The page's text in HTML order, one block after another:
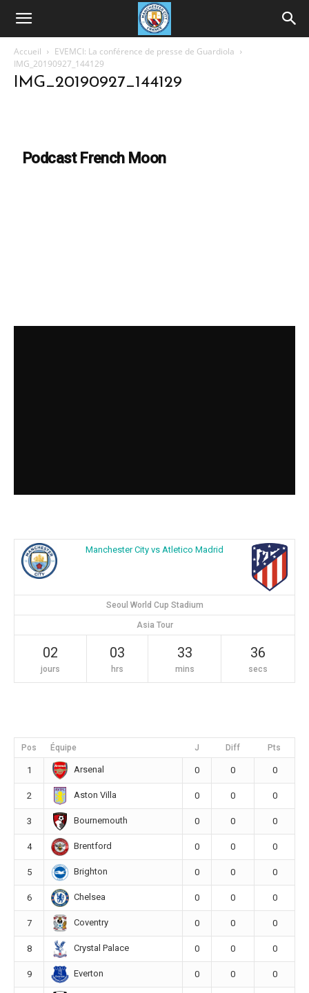
Accueil
EVEMCI: La conférence de presse de Guardiola
IMG_20190927_144129
IMG_20190927_144129
Podcast French Moon
Manchester City vs Atletico Madrid
Seoul World Cup Stadium
Asia Tour
02
jours
03
hrs
33
mins
36
secs
Pos Équipe J Diff Pts
1 Arsenal 0 0 0
2 Aston Villa 0 0 0
3 Bournemouth 0 0 0
4 Brentford 0 0 0
5 Brighton 0 0 0
6 Chelsea 0 0 0
7 Coventry 0 0 0
8 Crystal Palace 0 0 0
9 Everton 0 0 0